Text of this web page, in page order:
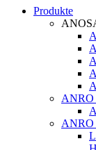
Produkte
ANRO
ANRO